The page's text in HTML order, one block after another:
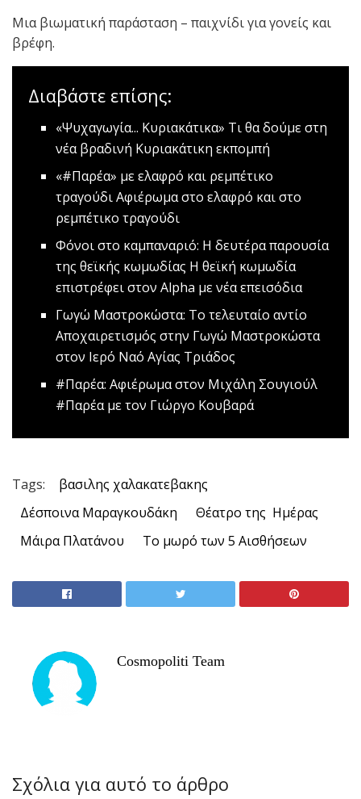
Mια βιωματική παράσταση – παιχνίδι για γονείς και
βρέφη.
Διαβάστε επίσης:
«Ψυχαγωγία... Κυριακάτικα» Tι θα δούμε στη
νέα βραδινή Κυριακάτικη εκπομπή
«#Παρέα» με ελαφρό και ρεμπέτικο
τραγούδιΑφιέρωμα στο ελαφρό και στο
ρεμπέτικο τραγούδι
Φόνοι στο καμπαναριό: Η δευτέρα παρουσία
της θεϊκής κωμωδίας Η θεϊκή κωμωδία
επιστρέφει στον Alpha με νέα επεισόδια
Γωγώ Μαστροκώστα: Το τελευταίο αντίο
Αποχαιρετισμός στην Γωγώ Μαστροκώστα
στον Ιερό Ναό Αγίας Τριάδος
#Παρέα: Αφιέρωμα στον Μιχάλη Σουγιούλ
#Παρέα με τον Γιώργο Κουβαρά
Tags:
βασιλης χαλακατεβακης
Δέσποινα Μαραγκουδάκη
Θέατρο της Ημέρας
Μάιρα Πλατάνου
Το μωρό των 5 Αισθήσεων
Cosmopoliti Team
Σχόλια για αυτό το άρθρο